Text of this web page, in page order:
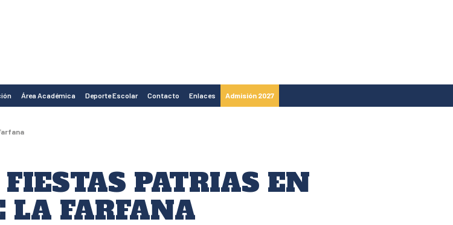
Área Académica Deporte Escolar Contacto Enlaces Admisión 2027
PATRIAS EN
LA FARFANA